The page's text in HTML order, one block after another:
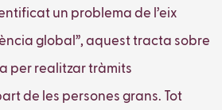
un problema de l’eix
global”, aquest tracta sobre
per realitzar tràmits
de les persones grans. Tot